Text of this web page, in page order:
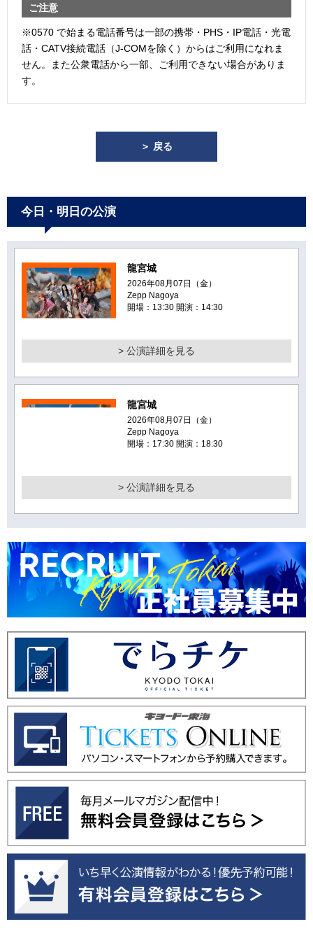
ご注意
※0570 で始まる電話番号は一部の携帯・PHS・IP電話・光電
話・CATV接続電話（J-COMを除く）からはご利用になれま
せん。また公衆電話から一部、ご利用できない場合がありま
す。
＞ 戻る
今日・明日の公演
龍宮城
2026年08月07日（金）
Zepp Nagoya
開場：13:30 開演：14:30
> 公演詳細を見る
龍宮城
2026年08月07日（金）
Zepp Nagoya
開場：17:30 開演：18:30
> 公演詳細を見る